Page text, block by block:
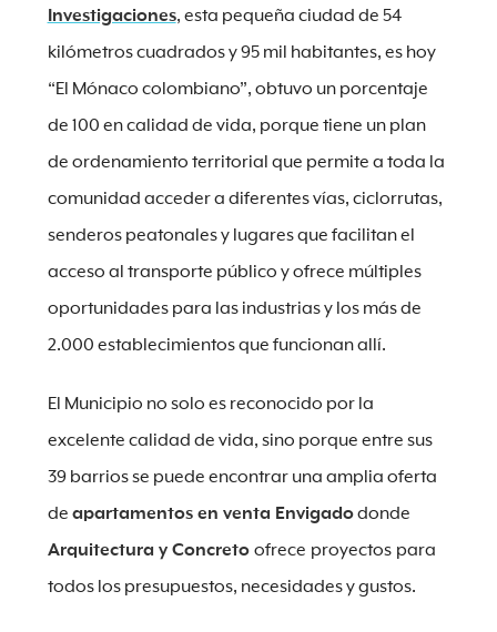
Investigaciones, esta pequeña ciudad de 54
kilómetros cuadrados y 95 mil habitantes, es hoy
“El Mónaco colombiano”, obtuvo un porcentaje
de 100 en calidad de vida, porque tiene un plan
de ordenamiento territorial que permite a toda la
comunidad acceder a diferentes vías, ciclorrutas,
senderos peatonales y lugares que facilitan el
acceso al transporte público y ofrece múltiples
oportunidades para las industrias y los más de
2.000 establecimientos que funcionan allí.
El Municipio no solo es reconocido por la
excelente calidad de vida, sino porque entre sus
39 barrios se puede encontrar una amplia oferta
de apartamentos en venta Envigadodonde
Arquitectura y Concreto ofrece proyectos para
todos los presupuestos, necesidades y gustos.